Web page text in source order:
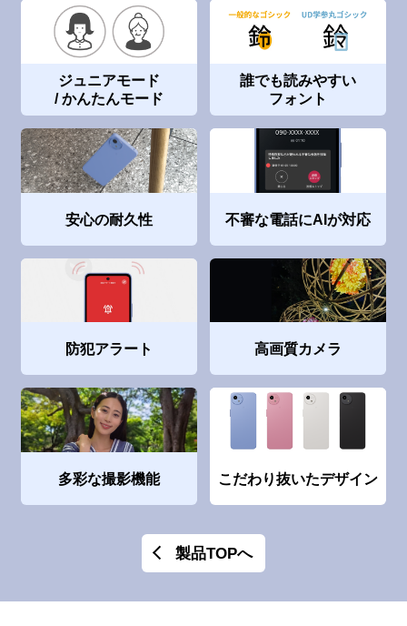
ジュニアモード
/ かんたんモード
誰でも読みやすい
フォント
安心の耐久性 不審な電話にAIが対応
防犯アラート 高画質カメラ
多彩な撮影機能 こだわり抜いたデザイン
製品TOPへ